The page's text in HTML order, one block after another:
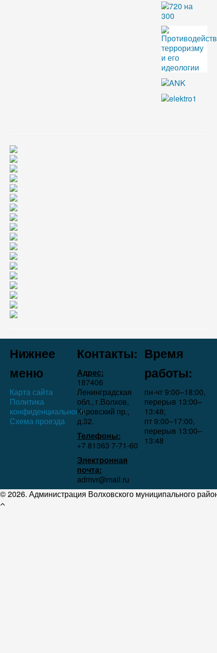
Нижнее
меню
Карта сайта
Политика
конфиденциальности
Схема проезда
Контакты:
Адрес:
187406
Ленинградская
обл., г.Волхов,
Кировский пр.,
д.32.
Телефоны:
+7 81363 7‑71-60
Электронная
почта:
admvr@mail.ru
Время
работы:
пн-чт 9:00–18:00,
перерыв 13:00–
13:48;
пт 9:00–17:00,
перерыв 13:00–
13:48
© 2026. Администрация Волховского муниципального